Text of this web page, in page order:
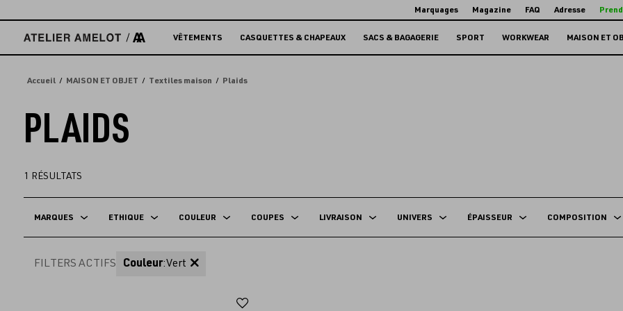
directement
contenu
Marquages Magazine FAQ Adresse
VÊTEMENTS CASQUETTES & CHAPEAUX SACS & BAGAGERIE SPORT WORKWEAR MAISON ET
Accueil MAISON ET OBJET Textiles maison Plaids
PLAIDS
1 RÉSULTATS
MARQUES ETHIQUE COULEUR COUPES LIVRAISON UNIVERS ÉPAISSEUR COMPOSITION
FILTERS ACTIFS Couleur:Vert